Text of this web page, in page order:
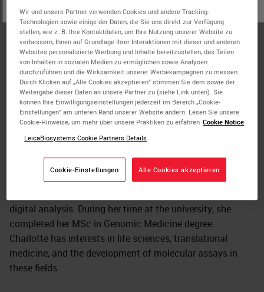
Biosystems
Charlotte Gray is an Applications Consultant at Leica
Biosystems in the UK, specializing in advanced staining
with a particular interest in life science applications.
Charlotte has a decade of experience after graduating
from the University of Nottingham with a BSc (Hons)
Medical Science degree. She started her career as an
HCPC registered Biomedical Scientist in the NHS working
in Histology and was the lead for her trust’s involvement
the University of Birmingham as Tissue Services Manager
and was responsible for managing a research Histology
digital analysis. During her time at the university, she
completed her MSc in Genomic Medicine degree.
Charlotte has interests in life sciences, translational
medicine, and the development of molecular assays in
these fields.
Wir und unsere Partner verwenden Cookies und andere Tracking-
Technologien sowie einige der Daten, die Sie uns direkt zur Verfügung
stellen, wie z. B. Ihre Kontaktdaten, um Ihre Nutzung unserer Website zu
verbessern, Ihnen auf Grundlage Ihrer Interaktionen mit dieser und anderen
Websites personalisierte Werbung und Inhalte bereitzustellen, das Teilen
von Inhalten in sozialen Medien zu ermöglichen sowie Analysen
durchzuführen und die Wirksamkeit unserer Werbekampagnen zu messen.
Durch Klicken auf „Alle Cookies akzeptieren“ stimmen Sie dem sowie der
Weitergabe dieser Daten an unsere Partner zu (siehe Link unten). Sie
können Ihre Einwilligungseinstellungen jederzeit im Bereich „Cookie-
Einstellungen“ am unteren Rand unserer Website ändern. Lesen Sie unsere
Cookie-Hinweise, um mehr über unsere Praktiken zu erfahren Cookie Notice
LeicaBiosystems Cookie Partners Details
Cookie-Einstellungen Alle Cookies akzeptieren